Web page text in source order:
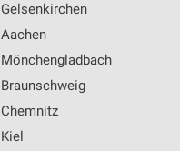
Gelsenkirchen
Aachen
Mönchengladbach
Braunschweig
Chemnitz
Kiel